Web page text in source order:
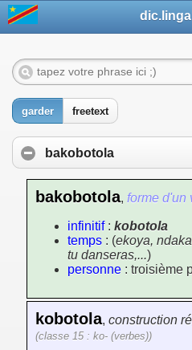
garder freetext
bakobotola
bakobotola, forme d'un
infinitif: kobotola
temps : (ekoya, ndaka
tu danseras,...)
personne : troisième
kobotola, construction
(classe 15 : ko- (verbes))